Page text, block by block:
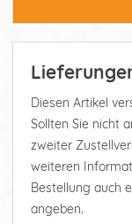
Diesen Artikel
Sollten Sie nicht
zweiter
weiteren
Bestellung auch
angeben.